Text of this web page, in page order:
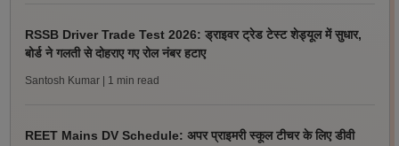
RSSB Driver Trade Test 2026: ड्राइवर ट्रेड टेस्ट शेड्यूल में सुधार,
बोर्ड ने गलती से दोहराए गए रोल नंबर हटाए
Santosh Kumar | 1 min read
REET Mains DV Schedule: अपर प्राइमरी स्कूल टीचर के लिए डीवी